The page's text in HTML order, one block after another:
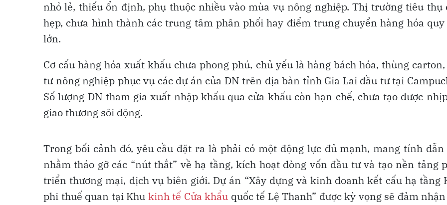
nhỏ lẻ, thiếu ổn định, phụ thuộc nhiều vào mùa vụ nông nghiệp. Thị trường tiêu thụ
hẹp, chưa hình thành các trung tâm phân phối hay điểm trung chuyển hàng hóa
lớn.
Cơ cấu hàng hóa xuất khẩu chưa phong phú, chủ yếu là hàng bách hóa, thùng
tư nông nghiệp phục vụ các dự án của DN trên địa bàn tỉnh Gia Lai đầu tư tại
Số lượng DN tham gia xuất nhập khẩu qua cửa khẩu còn hạn chế, chưa tạo được
giao thương sôi động.
Trong bối cảnh đó, yêu cầu đặt ra là phải có một động lực đủ mạnh, mang tính dẫn
nhằm tháo gỡ các “nút thắt” về hạ tầng, kích hoạt dòng vốn đầu tư và tạo nền tảng
triển thương mại, dịch vụ biên giới. Dự án “Xây dựng và kinh doanh kết cấu hạ tầng
phi thuế quan tại Khu kinh tế Cửa khẩu quốc tế Lệ Thanh” được kỳ vọng sẽ đảm